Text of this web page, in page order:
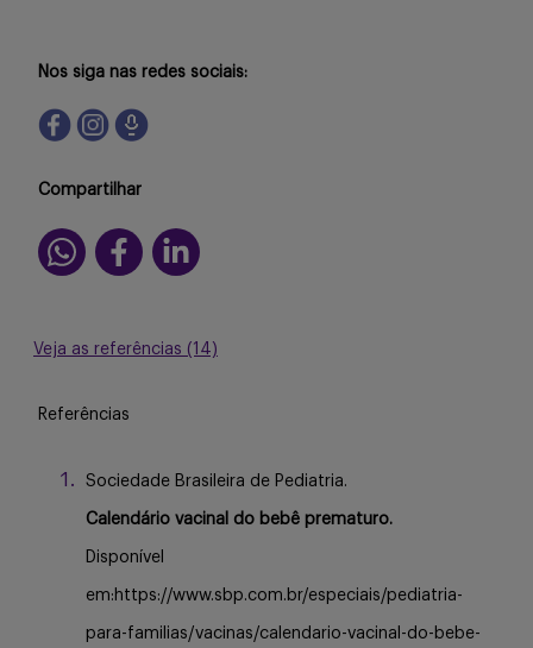
Nos siga nas redes sociais:
Compartilhar
Veja as referências (14)
Referências
Sociedade Brasileira de Pediatria.
Calendário vacinal do bebê prematuro.
Disponível
em:https://www.sbp.com.br/especiais/pediatria-
para-familias/vacinas/calendario-vacinal-do-bebe-